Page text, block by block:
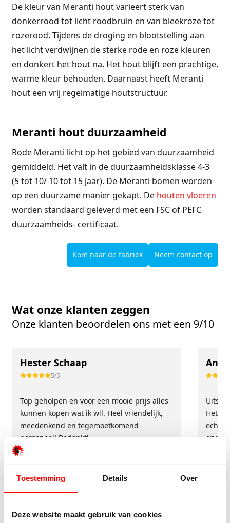
Toestemming Details Over
Deze website maakt gebruik van cookies
De kleur van Meranti hout varieert sterk van
donkerrood tot licht roodbruin en van bleekroze tot
rozerood. Tijdens de droging en blootstelling aan
het licht verdwijnen de sterke rode en roze kleuren
en donkert het hout na. Het hout blijft een prachtige,
warme kleur behouden. Daarnaast heeft Meranti
hout een vrij regelmatige houtstructuur.
Meranti hout duurzaamheid
Rode Meranti licht op het gebied van duurzaamheid
gemiddeld. Het valt in de duurzaamheidsklasse 4-3
(5 tot 10/ 10 tot 15 jaar). De Meranti bomen worden
op een duurzame manier gekapt. De houten vloeren
worden standaard geleverd met een FSC of PEFC
duurzaamheids- certificaat.
Kom naar de fabriek Neem contact op
Wat onze klanten zeggen
Onze klanten beoordelen ons met een 9/10
Hester Schaap
5/5
Top geholpen en voor een mooie prijs alles
kunnen kopen wat ik wil. Heel vriendelijk,
meedenkend en tegemoetkomend
personeel! Bedankt!
Het
echt